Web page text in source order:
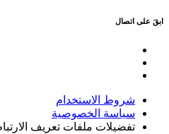
ابقَ على اتصال
شروط الاستخدام
سياسة الخصوصية
تفضيلات ملفات تعريف